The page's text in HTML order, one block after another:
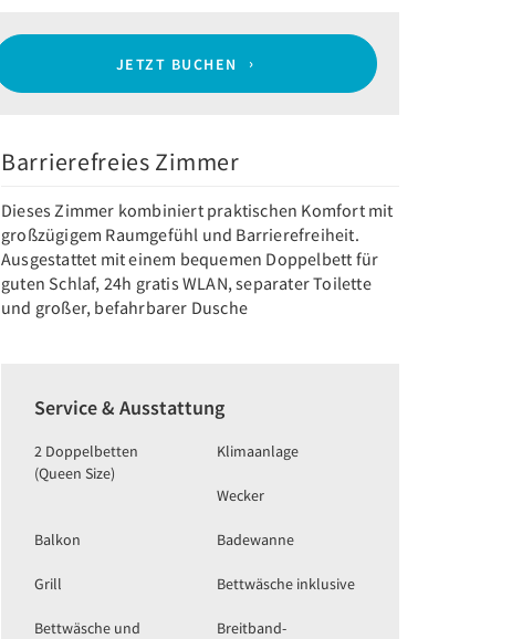
JETZT BUCHEN
Barrierefreies Zimmer
Dieses Zimmer kombiniert praktischen Komfort mit
großzügigem Raumgefühl und Barrierefreiheit.
Ausgestattet mit einem bequemen Doppelbett für
guten Schlaf, 24h gratis WLAN, separater Toilette
und großer, befahrbarer Dusche
Service & Ausstattung
2 Doppelbetten
(Queen Size)
Klimaanlage
Wecker
Balkon Badewanne
Grill Bettwäsche inklusive
Bettwäsche und
Breitband-